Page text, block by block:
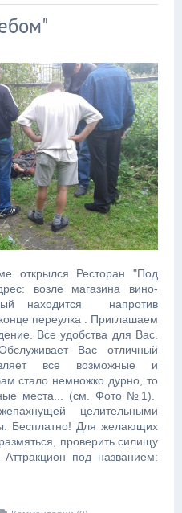
открылся Ресторан "Под
возле магазина вино-
находится напротив
переулка . Приглашаем
Все удобства для Вас.
Вас отличный
все возможные и
стало немножко дурно, то
места... (см. Фото №1).
целительными
Бесплатно! Для желающих
проверить силищу
под названием: